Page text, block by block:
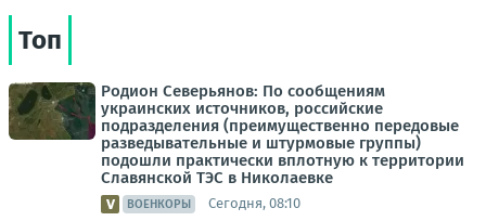
Топ
Родион Северьянов: По сообщениям
украинских источников, российские
подразделения (преимущественно передовые
разведывательные и штурмовые группы)
подошли практически вплотную к территории
Славянской ТЭС в Николаевке
ВОЕНКОРЫ Сегодня, 08:10